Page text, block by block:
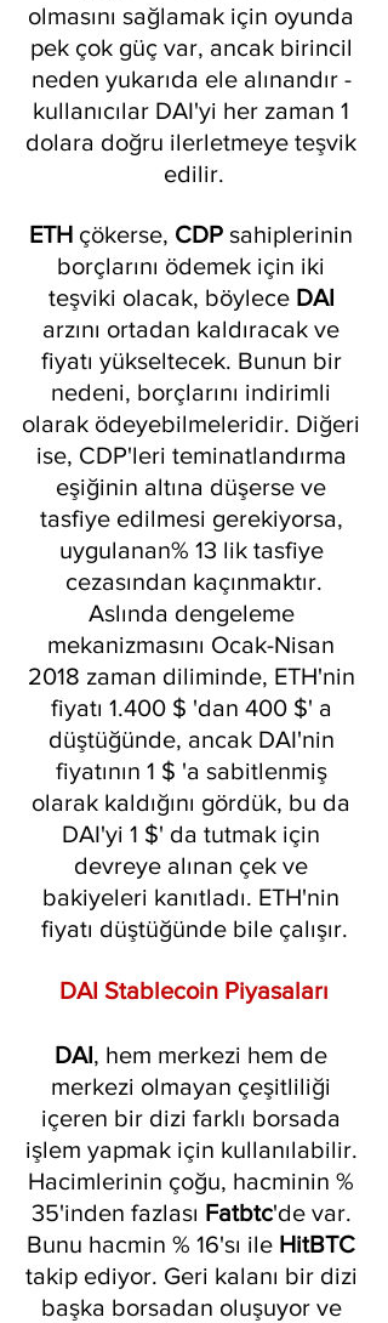
olmasını sağlamak için oyunda
pek çok güç var, ancak birincil
neden yukarıda ele alınandır -
kullanıcılar DAI'yi her zaman 1
dolara doğru ilerletmeye teşvik
edilir.
ETH çökerse, CDP sahiplerinin
borçlarını ödemek için iki
teşviki olacak, böylece DAI
arzını ortadan kaldıracak ve
fiyatı yükseltecek. Bunun bir
nedeni, borçlarını indirimli
olarak ödeyebilmeleridir. Diğeri
ise, CDP'leri teminatlandırma
eşiğinin altına düşerse ve
tasfiye edilmesi gerekiyorsa,
uygulanan% 13 lik tasfiye
cezasından kaçınmaktır.
Aslında dengeleme
mekanizmasını Ocak-Nisan
2018 zaman diliminde, ETH'nin
fiyatı 1.400 $ 'dan 400 $' a
düştüğünde, ancak DAI'nin
fiyatının 1 $ 'a sabitlenmiş
olarak kaldığını gördük, bu da
DAI'yi 1 $' da tutmak için
devreye alınan çek ve
bakiyeleri kanıtladı. ETH'nin
fiyatı düştüğünde bile çalışır.
DAI Stablecoin Piyasaları
DAI, hem merkezi hem de
merkezi olmayan çeşitliliği
içeren bir dizi farklı borsada
işlem yapmak için kullanılabilir.
Hacimlerinin çoğu, hacminin %
35'inden fazlası Fatbtc'de var.
Bunu hacmin % 16'sı ile HitBTC
takip ediyor. Geri kalanı bir dizi
başka borsadan oluşuyor ve